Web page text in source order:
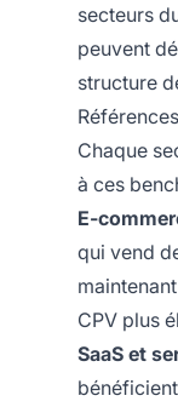
secteurs
peuvent
structure
Chaque
à ces
E-
qui vend
CPV plus
SaaS et